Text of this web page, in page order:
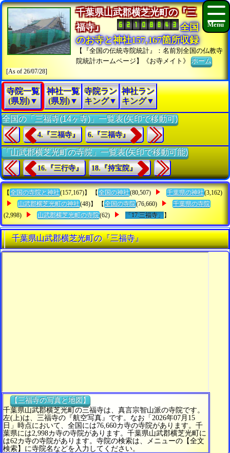
千葉県山武郡横芝光町の『三
福寺』
全国
のお寺と神社157,167箇所収録
【『全国の伝統寺院統計』：名前別全国の仏教寺
院統計ホームページ】《お寺メイト》ホーム
[As of 26/07/28]
寺院一覧
(県別)▼
神社一覧
(県別)▼
寺院ラン
キング▼
神社ラン
キング▼
全国の「三福寺(14ヶ寺)」一覧表(矢印で移動可)
4.『三福寺』 6.『三福寺』
「山武郡横芝光町の寺院」一覧表(矢印で移動可能)
16.『三行寺』 18.『持宝院』
【 全国の寺院と神社(157,167)】 【 全国の神社(80,507) 千葉県の神社(3,162)
山武郡横芝光町の神社(48)】 【 全国の寺院(76,660)
千葉県の寺院
(2,998)
山武郡横芝光町の寺院(62) 「17.三福寺」 】
千葉県山武郡横芝光町の『三福寺』
【三福寺の写真と地図】
千葉県山武郡横芝光町の三福寺は、真言宗智山派の寺院です。
左(上)は、三福寺の『航空写真』です。なお「2026年07月15
日」時点において、全国には76,660カ寺の寺院があります。千
葉県には2,998カ寺の寺院があります。千葉県山武郡横芝光町に
は62カ寺の寺院があります。寺院の検索は、メニューの【全文
検索】に寺院名などを入力してください。